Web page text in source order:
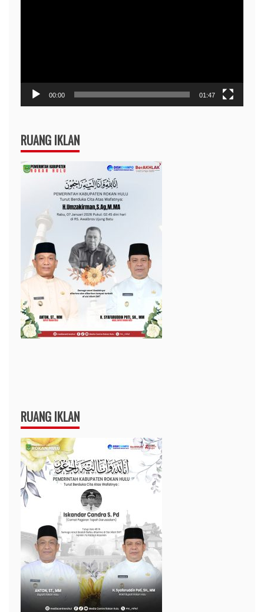
00:00 01:47
RUANG IKLAN
RUANG IKLAN